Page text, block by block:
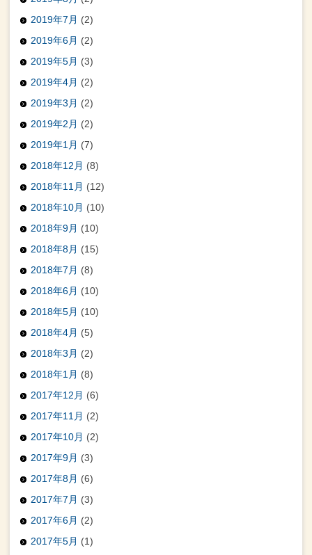
2019年7月 (2)
2019年6月 (2)
2019年5月 (3)
2019年4月 (2)
2019年3月 (2)
2019年2月 (2)
2019年1月 (7)
2018年12月 (8)
2018年11月 (12)
2018年10月 (10)
2018年9月 (10)
2018年8月 (15)
2018年7月 (8)
2018年6月 (10)
2018年5月 (10)
2018年4月 (5)
2018年3月 (2)
2018年1月 (8)
2017年12月 (6)
2017年11月 (2)
2017年10月 (2)
2017年9月 (3)
2017年8月 (6)
2017年7月 (3)
2017年6月 (2)
2017年5月 (1)